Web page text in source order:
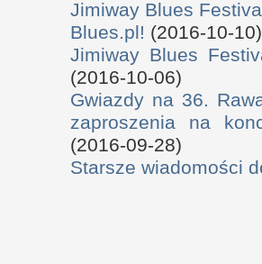
Jimiway Blues
Blues.pl! (2016-10-10)
Jimiway Blues
(2016-10-06)
Gwiazdy na 36.
zaproszenia na
(2016-09-28)
Starsze wiadomości